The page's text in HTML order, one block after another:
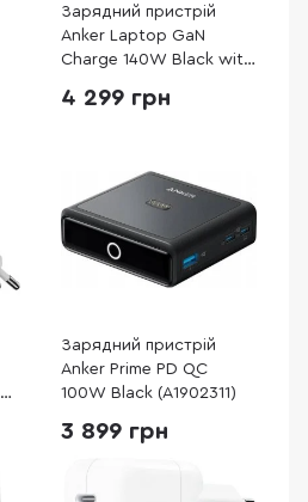
Зарядний пристрій
Anker Laptop GaN
Charge 140W Black with
(B2697GZ1)
4 299 грн
Зарядний пристрій
Anker Prime PD QC
100W Black (A1902311)
3 899 грн